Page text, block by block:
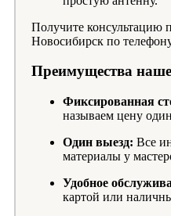
Получите консультацию
Новосибирск по
Преимущества
Фиксированная
называем цену
Один выезд: Все
материалы у
Удобное
картой или